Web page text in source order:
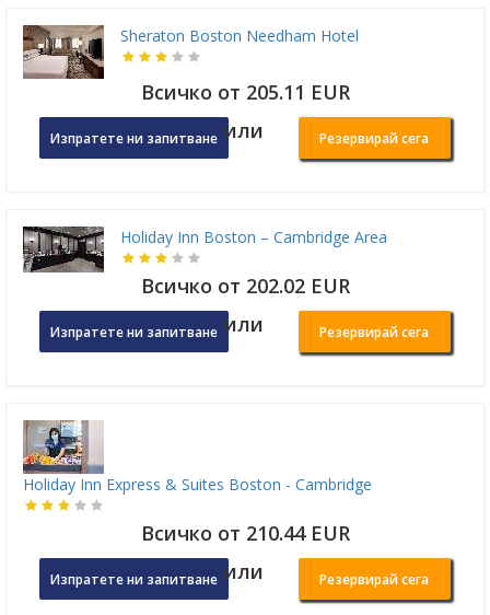
Sheraton Boston Needham Hotel
Всичко от 205.11 EUR
Изпратете ни запитване или Резервирай сега
Holiday Inn Boston – Cambridge Area
Всичко от 202.02 EUR
Изпратете ни запитване или Резервирай сега
Holiday Inn Express & Suites Boston - Cambridge
Всичко от 210.44 EUR
Изпратете ни запитване или Резервирай сега